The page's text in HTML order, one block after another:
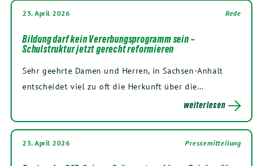
23. April 2026 Rede
Bildung darf kein Vererbungsprogramm sein –
Schulstruktur jetzt gerecht reformieren
Sehr geehrte Damen und Herren, in Sachsen-Anhalt
entscheidet viel zu oft die Herkunft über die…
weiterlesen
23. April 2026 Pressemitteilung